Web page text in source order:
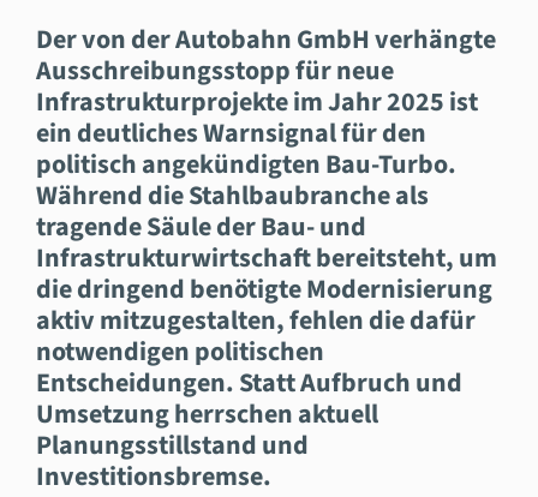
Der von der Autobahn GmbH verhängte
Ausschreibungsstopp für neue
Infrastrukturprojekte im Jahr 2025 ist
ein deutliches Warnsignal für den
politisch angekündigten Bau-Turbo.
Während die Stahlbaubranche als
tragende Säule der Bau- und
Infrastrukturwirtschaft bereitsteht, um
die dringend benötigte Modernisierung
aktiv mitzugestalten, fehlen die dafür
notwendigen politischen
Entscheidungen. Statt Aufbruch und
Umsetzung herrschen aktuell
Planungsstillstand und
Investitionsbremse.